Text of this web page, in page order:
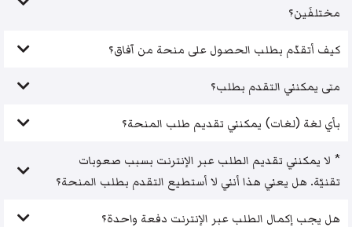
مختلفَين؟
كيف أتقدّم بطلب الحصول على منحة من آفاق؟
متى يمكنني التقدم بطلب؟
بأي لغة (لغات) يمكنني تقديم طلب المنحة؟
* لا يمكنني تقديم الطلب عبر الإنترنت بسبب صعوبات
تقنيّة. هل يعني هذا أنني لا أستطيع التقدم بطلب المنحة؟
هل يجب إكمال الطلب عبر الإنترنت دفعة واحدة؟